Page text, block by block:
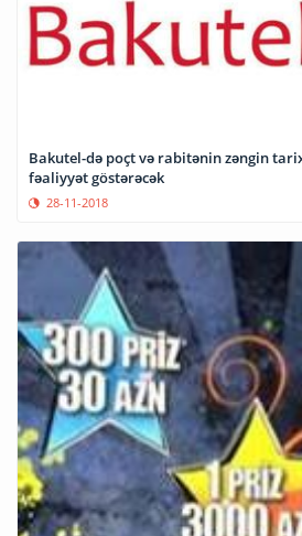
Bakutel-də poçt və rabitənin zəngin
fəaliyyət göstərəcək
28-11-2018